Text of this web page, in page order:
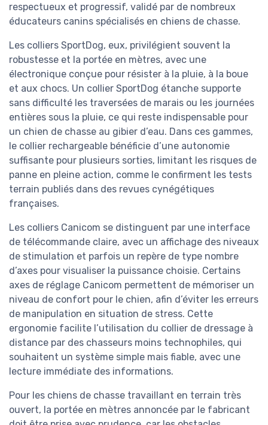
respectueux et progressif, validé par de nombreux
éducateurs canins spécialisés en chiens de chasse.
Les colliers SportDog, eux, privilégient souvent la
robustesse et la portée en mètres, avec une
électronique conçue pour résister à la pluie, à la boue
et aux chocs. Un collier SportDog étanche supporte
sans difficulté les traversées de marais ou les journées
entières sous la pluie, ce qui reste indispensable pour
un chien de chasse au gibier d’eau. Dans ces gammes,
le collier rechargeable bénéficie d’une autonomie
suffisante pour plusieurs sorties, limitant les risques de
panne en pleine action, comme le confirment les tests
terrain publiés dans des revues cynégétiques
françaises.
Les colliers Canicom se distinguent par une interface
de télécommande claire, avec un affichage des niveaux
de stimulation et parfois un repère de type nombre
d’axes pour visualiser la puissance choisie. Certains
axes de réglage Canicom permettent de mémoriser un
niveau de confort pour le chien, afin d’éviter les erreurs
de manipulation en situation de stress. Cette
ergonomie facilite l’utilisation du collier de dressage à
distance par des chasseurs moins technophiles, qui
souhaitent un système simple mais fiable, avec une
lecture immédiate des informations.
Pour les chiens de chasse travaillant en terrain très
ouvert, la portée en mètres annoncée par le fabricant